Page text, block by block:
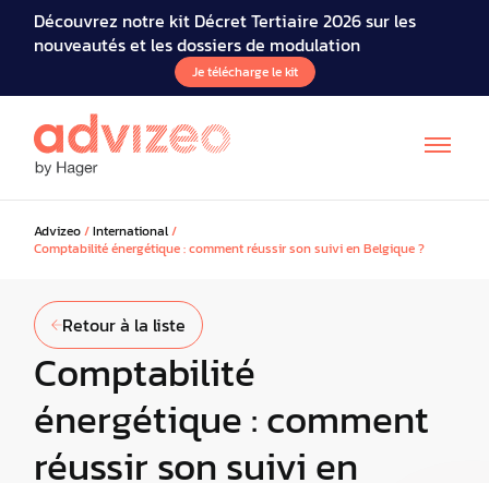
Découvrez notre kit Décret Tertiaire 2026 sur les
nouveautés et les dossiers de modulation
Je télécharge le kit
Advizeo/International/
Comptabilité énergétique : comment réussir son suivi en Belgique ?
Retour à la liste
Comptabilité
énergétique : comment
réussir son suivi en